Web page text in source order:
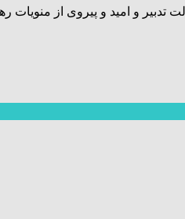
و امید و پیروی از منویات